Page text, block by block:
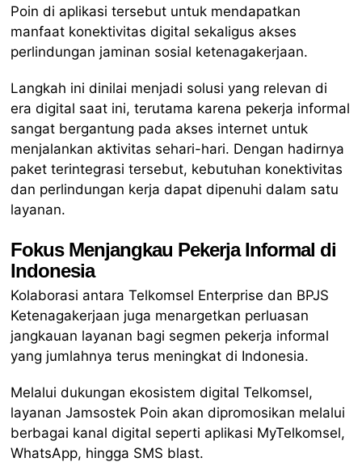
Poin di aplikasi tersebut untuk mendapatkan
manfaat konektivitas digital sekaligus akses
perlindungan jaminan sosial ketenagakerjaan.
Langkah ini dinilai menjadi solusi yang relevan di
era digital saat ini, terutama karena pekerja informal
sangat bergantung pada akses internet untuk
menjalankan aktivitas sehari-hari. Dengan hadirnya
paket terintegrasi tersebut, kebutuhan konektivitas
dan perlindungan kerja dapat dipenuhi dalam satu
layanan.
Fokus Menjangkau Pekerja Informal di
Indonesia
Kolaborasi antara Telkomsel Enterprise dan BPJS
Ketenagakerjaan juga menargetkan perluasan
jangkauan layanan bagi segmen pekerja informal
yang jumlahnya terus meningkat di Indonesia.
Melalui dukungan ekosistem digital Telkomsel,
layanan Jamsostek Poin akan dipromosikan melalui
berbagai kanal digital seperti aplikasi MyTelkomsel,
WhatsApp, hingga SMS blast.